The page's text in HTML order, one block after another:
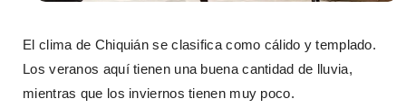
El clima de Chiquián se clasifica como cálido y templado.
Los veranos aquí tienen una buena cantidad de lluvia,
mientras que los inviernos tienen muy poco.